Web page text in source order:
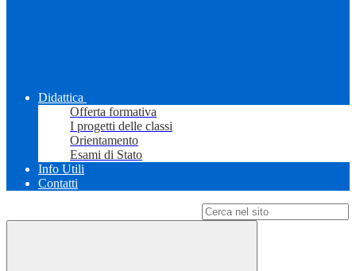
Didattica
Offerta formativa
I progetti delle classi
Orientamento
Esami di Stato
Info Utili
Contatti